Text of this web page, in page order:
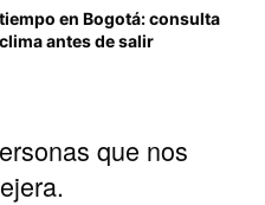
en Bogotá: consulta
antes de salir
que nos